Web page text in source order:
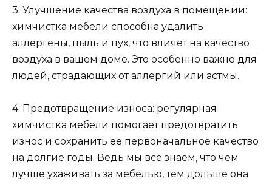
3. Улучшение качества воздуха в помещении:
химчистка мебели способна удалить
аллергены, пыль и пух, что влияет на качество
воздуха в вашем доме. Это особенно важно для
людей, страдающих от аллергий или астмы.
4. Предотвращение износа: регулярная
химчистка мебели помогает предотвратить
износ и сохранить ее первоначальное качество
на долгие годы. Ведь мы все знаем, что чем
лучше ухаживать за мебелью, тем дольше она